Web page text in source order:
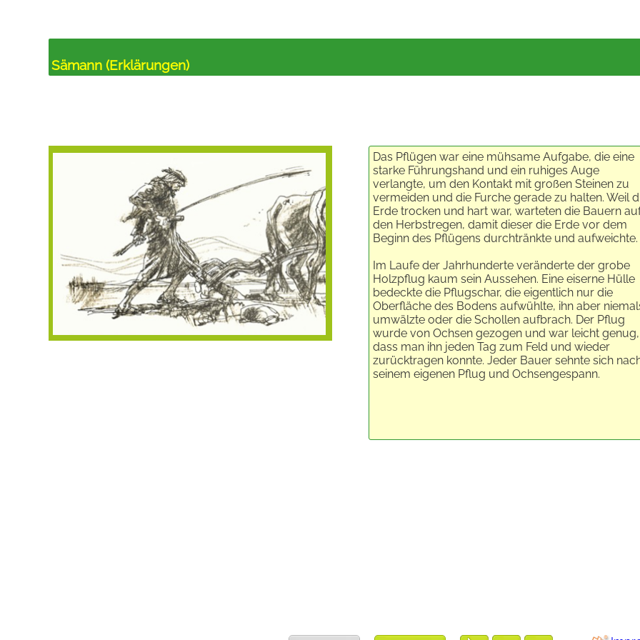
Sämann (Erklärungen)
Das Pflügen war eine mühsame Aufgabe, die eine
starke Führungshand und ein ruhiges Auge
verlangte, um den Kontakt mit großen Steinen zu
vermeiden und die Furche gerade zu halten. Weil
Erde trocken und hart war, warteten die Bauern
den Herbstregen, damit dieser die Erde vor dem
Beginn des Pflügens durchtränkte und aufweichte.
Im Laufe der Jahrhunderte veränderte der grobe
Holzpflug kaum sein Aussehen. Eine eiserne Hülle
bedeckte die Pflugschar, die eigentlich nur die
Oberfläche des Bodens aufwühlte, ihn aber
umwälzte oder die Schollen aufbrach. Der Pflug
wurde von Ochsen gezogen und war leicht genug,
dass man ihn jeden Tag zum Feld und wieder
zurücktragen konnte. Jeder Bauer sehnte sich
seinem eigenen Pflug und Ochsengespann.